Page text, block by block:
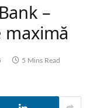
–
maximă
5 Mins Read